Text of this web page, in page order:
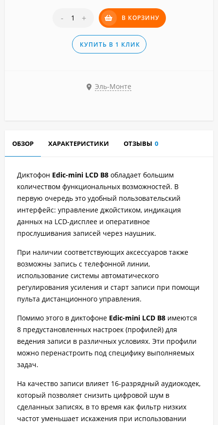
- + В КОРЗИНУ
КУПИТЬ В 1 КЛИК
Эль-Монте
ОБЗОР ХАРАКТЕРИСТИКИ ОТЗЫВЫ 0
Диктофон Edic-mini LCD B8 обладает большим
количеством функциональных возможностей. В
первую очередь это удобный пользовательский
интерфейс: управление джойстиком, индикация
данных на LCD-дисплее и оперативное
прослушивания записей через наушник.
При наличии соответствующих аксессуаров также
возможны запись с телефонной линии,
использование системы автоматического
регулирования усиления и старт записи при помощи
пульта дистанционного управления.
Помимо этого в диктофоне Edic-mini LCD B8 имеются
8 предустановленных настроек (профилей) для
ведения записи в различных условиях. Эти профили
можно перенастроить под специфику выполняемых
задач.
На качество записи влияет 16-разрядный аудиокодек,
который позволяет снизить цифровой шум в
сделанных записях, в то время как фильтр низких
частот уменьшает искажения при использовании